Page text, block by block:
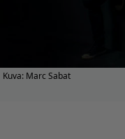
Kuva: Marc Sabat